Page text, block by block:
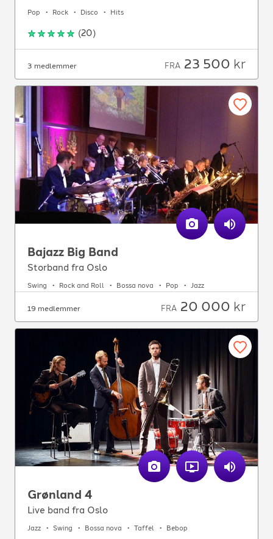
Pop Rock Disco Hits
(20)
3 medlemmer FRA 23 500 kr
Bajazz Big Band
Storband fra Oslo
Swing Rock and Roll Bossa nova Pop Jazz
19 medlemmer FRA 20 000 kr
Grønland 4
Live band fra Oslo
Jazz Swing Bossa nova Taffel Bebop